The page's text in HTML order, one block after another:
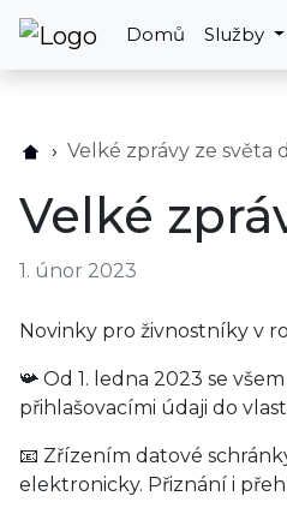
Domů Služby
Velké zprávy ze světa
Velké
1. únor 2023
Novinky pro živnostníky v
📯 Od 1. ledna 2023 se
přihlašovacími údaji do
📧 Zřízením datové
elektronicky. Přiznání i